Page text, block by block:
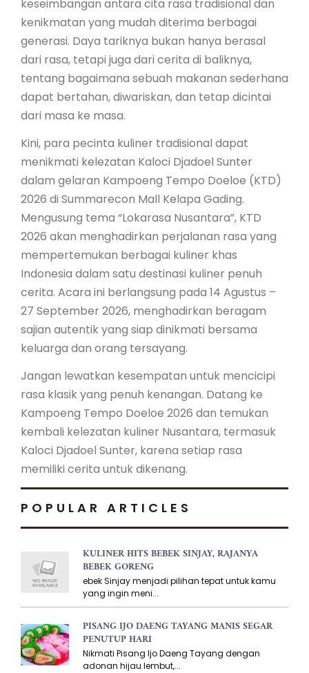
keseimbangan antara cita rasa tradisional dan
kenikmatan yang mudah diterima berbagai
generasi. Daya tariknya bukan hanya berasal
dari rasa, tetapi juga dari cerita di baliknya,
tentang bagaimana sebuah makanan sederhana
dapat bertahan, diwariskan, dan tetap dicintai
dari masa ke masa.
Kini, para pecinta kuliner tradisional dapat
menikmati kelezatan Kaloci Djadoel Sunter
dalam gelaran Kampoeng Tempo Doeloe (KTD)
2026 di Summarecon Mall Kelapa Gading.
Mengusung tema “Lokarasa Nusantara”, KTD
2026 akan menghadirkan perjalanan rasa yang
mempertemukan berbagai kuliner khas
Indonesia dalam satu destinasi kuliner penuh
cerita. Acara ini berlangsung pada 14 Agustus –
27 September 2026, menghadirkan beragam
sajian autentik yang siap dinikmati bersama
keluarga dan orang tersayang.
Jangan lewatkan kesempatan untuk mencicipi
rasa klasik yang penuh kenangan. Datang ke
Kampoeng Tempo Doeloe 2026 dan temukan
kembali kelezatan kuliner Nusantara, termasuk
Kaloci Djadoel Sunter, karena setiap rasa
memiliki cerita untuk dikenang.
POPULAR ARTICLES
KULINER HITS BEBEK SINJAY, RAJANYA
BEBEK GORENG
ebek Sinjay menjadi pilihan tepat untuk kamu
yang ingin meni...
PISANG IJO DAENG TAYANG MANIS SEGAR
PENUTUP HARI
Nikmati Pisang Ijo Daeng Tayang dengan
adonan hijau lembut,...